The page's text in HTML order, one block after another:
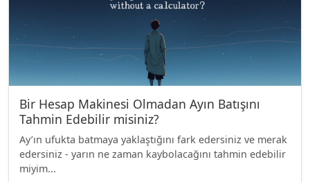
Bir Hesap Makinesi Olmadan Ayın Batışını
Tahmin Edebilir misiniz?
Ay’ın ufukta batmaya yaklaştığını fark edersiniz ve merak
edersiniz - yarın ne zaman kaybolacağını tahmin edebilir
miyim...